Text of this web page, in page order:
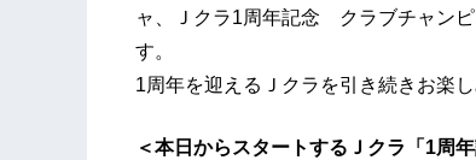
ャ、Ｊクラ1周年記念 クラブチャン
す。
1周年を迎えるＪクラを引き続きお楽し
＜本日からスタートするＪクラ「1周